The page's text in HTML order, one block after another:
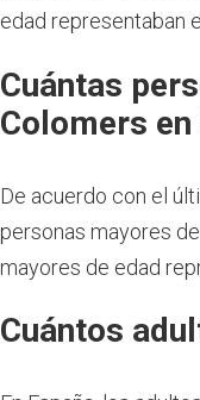
edad representaban
Cuántas
Colomers en
De acuerdo con el
personas mayores
mayores de edad
Cuántos